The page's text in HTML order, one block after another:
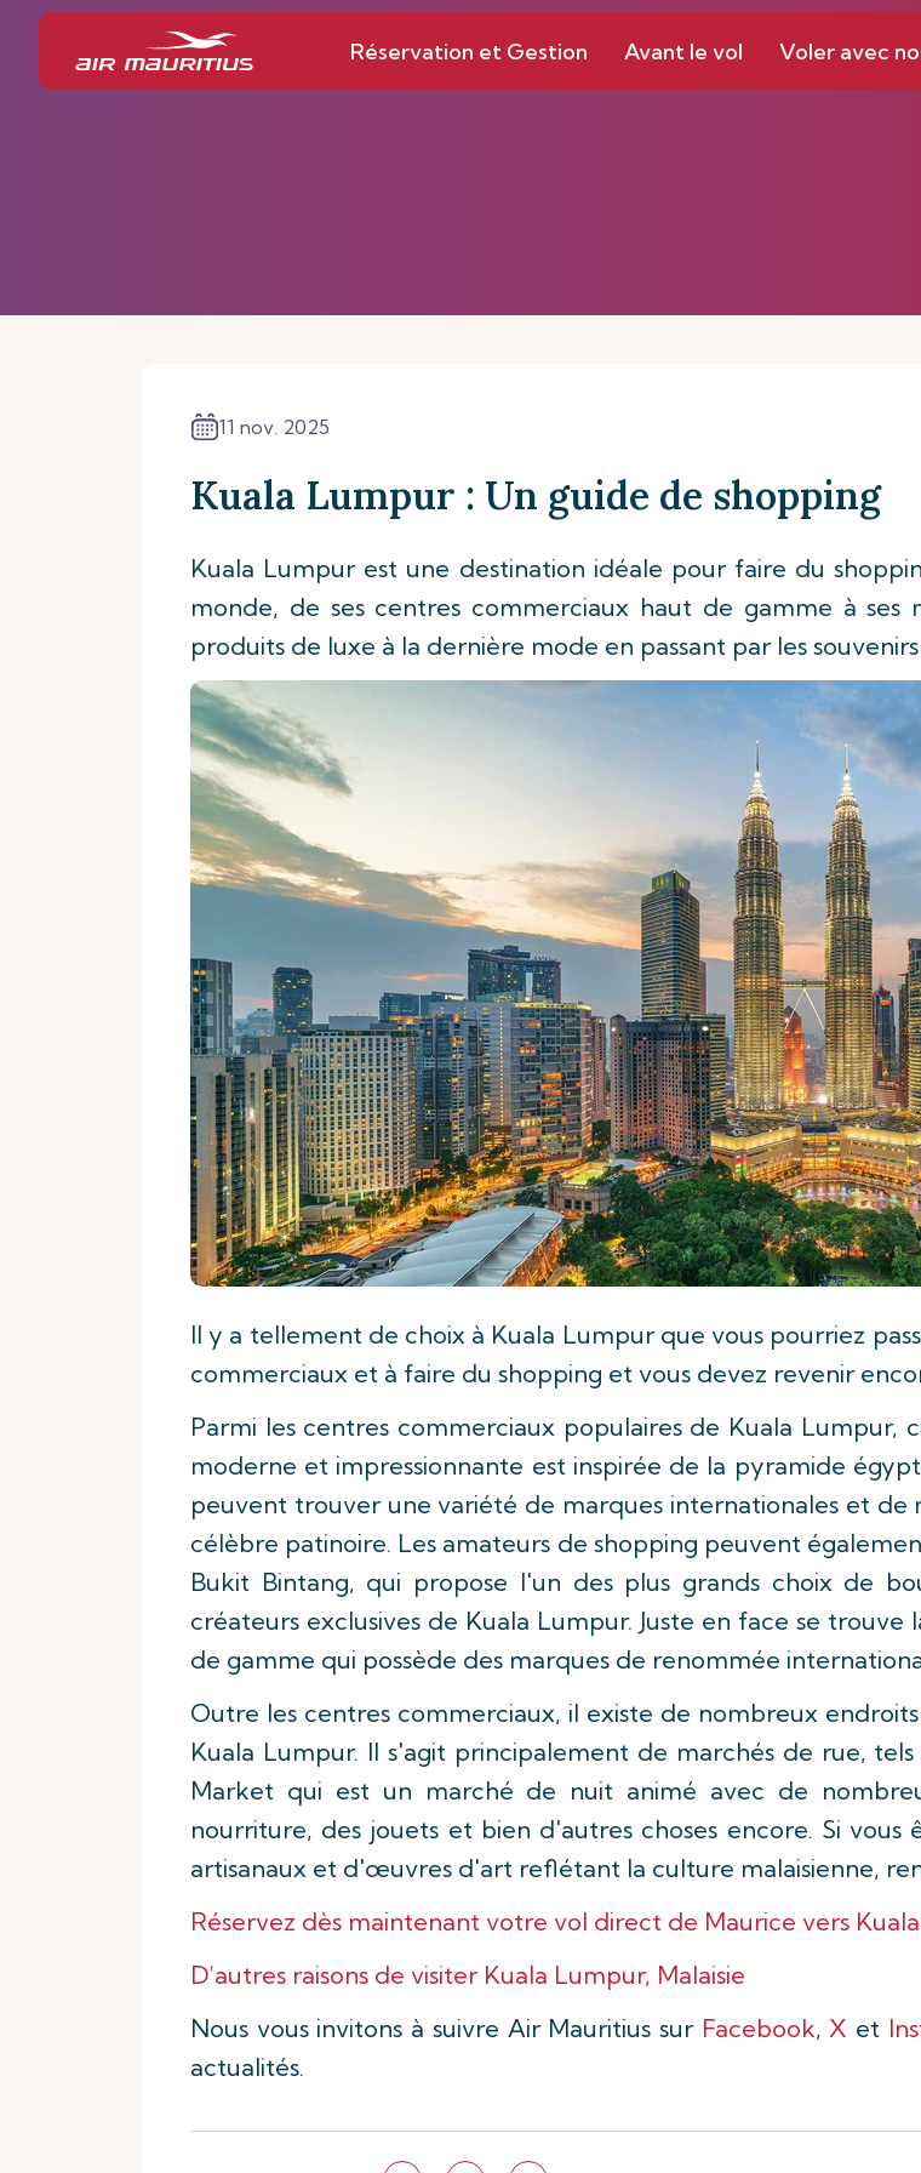
Réservation et Gestion Avant le vol Voler avec
11 nov. 2025
Kuala Lumpur : Un guide de shopping
Kuala Lumpur est une destination idéale pour faire du
monde, de ses centres commerciaux haut de gamme à
produits de luxe à la dernière mode en passant par les
Il y a tellement de choix à Kuala Lumpur que vous pourriez
commerciaux et à faire du shopping et vous devez revenir
Parmi les centres commerciaux populaires de Kuala Lumpur,
moderne et impressionnante est inspirée de la pyramide
peuvent trouver une variété de marques internationales et de
célèbre patinoire. Les amateurs de shopping peuvent
Bukit Bintang, qui propose l'un des plus grands choix de
créateurs exclusives de Kuala Lumpur. Juste en face se trouve
de gamme qui possède des marques de renommée
Outre les centres commerciaux, il existe de nombreux
Kuala Lumpur. Il s'agit principalement de marchés de rue,
Market qui est un marché de nuit animé avec de
nourriture, des jouets et bien d'autres choses encore. Si
artisanaux et d'œuvres d'art reflétant la culture malaisienne,
Réservez dès maintenant votre vol direct de Maurice vers
D’autres raisons de visiter Kuala Lumpur, Malaisie
Nous vous invitons à suivre Air Mauritius sur Facebook,X et
actualités.